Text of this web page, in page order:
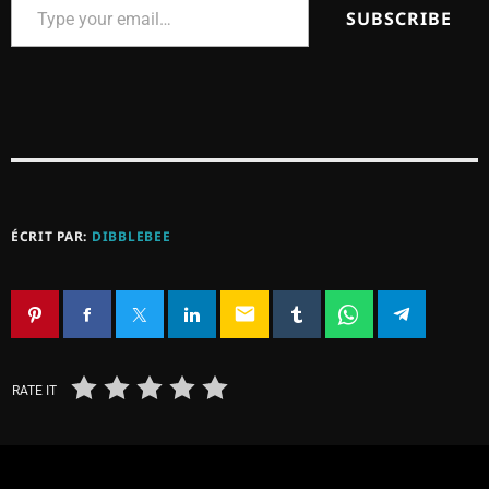
SUBSCRIBE
ÉCRIT PAR: DIBBLEBEE
email
RATE IT